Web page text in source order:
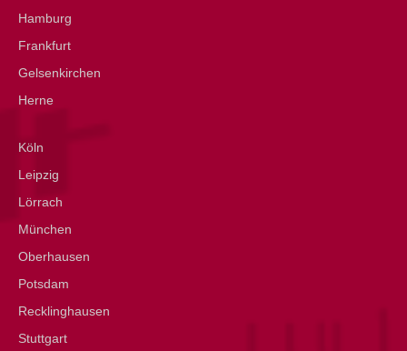
Hamburg
Frankfurt
Gelsenkirchen
Herne
Köln
Leipzig
Lörrach
München
Oberhausen
Potsdam
Recklinghausen
Stuttgart